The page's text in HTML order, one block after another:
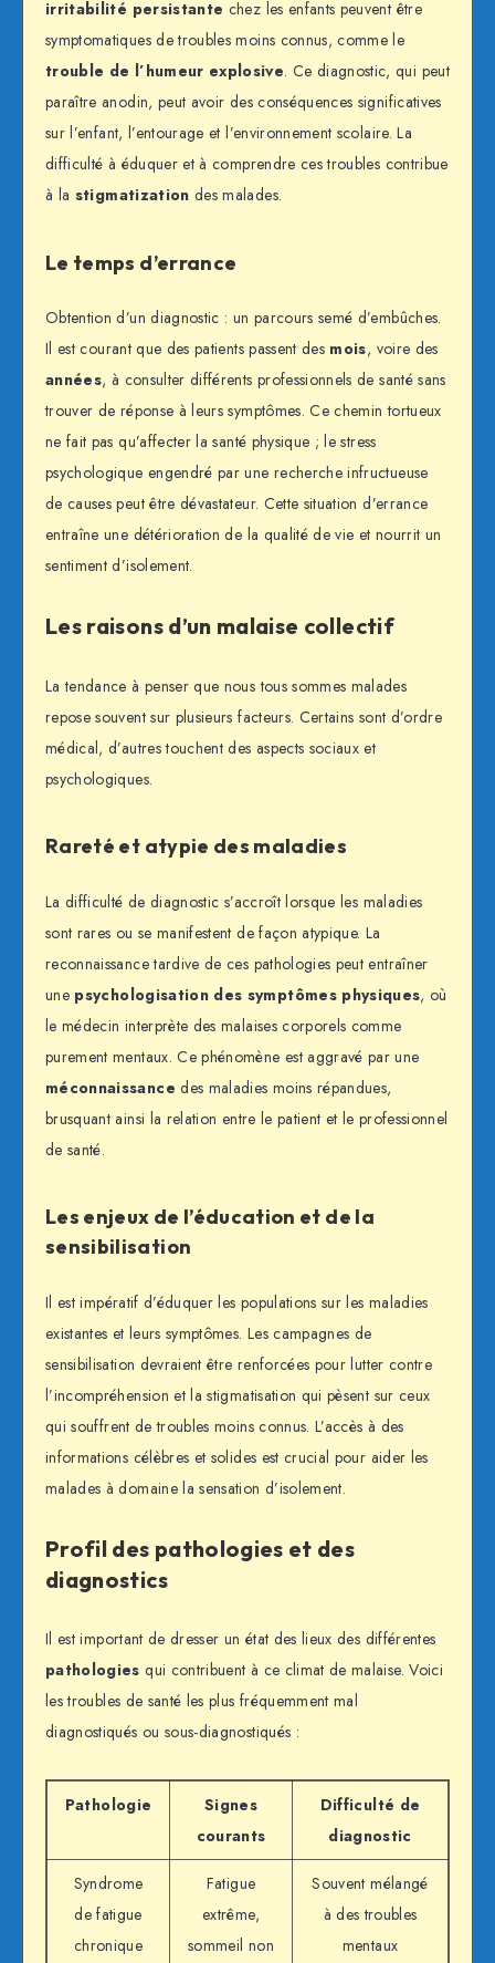
irritabilité persistante chez les enfants peuvent être
symptomatiques de troubles moins connus, comme le
trouble de l’humeur explosive. Ce diagnostic, qui peut
paraître anodin, peut avoir des conséquences significatives
sur l’enfant, l’entourage et l’environnement scolaire. La
difficulté à éduquer et à comprendre ces troubles contribue
à la stigmatization des malades.
Le temps d’errance
Obtention d’un diagnostic : un parcours semé d’embûches.
Il est courant que des patients passent des mois, voire des
années, à consulter différents professionnels de santé sans
trouver de réponse à leurs symptômes. Ce chemin tortueux
ne fait pas qu’affecter la santé physique ; le stress
psychologique engendré par une recherche infructueuse
de causes peut être dévastateur. Cette situation d’errance
entraîne une détérioration de la qualité de vie et nourrit un
sentiment d’isolement.
Les raisons d’un malaise collectif
La tendance à penser que nous tous sommes malades
repose souvent sur plusieurs facteurs. Certains sont d’ordre
médical, d’autres touchent des aspects sociaux et
psychologiques.
Rareté et atypie des maladies
La difficulté de diagnostic s’accroît lorsque les maladies
sont rares ou se manifestent de façon atypique. La
reconnaissance tardive de ces pathologies peut entraîner
une psychologisation des symptômes physiques, où
le médecin interprète des malaises corporels comme
purement mentaux. Ce phénomène est aggravé par une
méconnaissance des maladies moins répandues,
brusquant ainsi la relation entre le patient et le professionnel
de santé.
Les enjeux de l’éducation et de la
sensibilisation
Il est impératif d’éduquer les populations sur les maladies
existantes et leurs symptômes. Les campagnes de
sensibilisation devraient être renforcées pour lutter contre
l’incompréhension et la stigmatisation qui pèsent sur ceux
qui souffrent de troubles moins connus. L’accès à des
informations célèbres et solides est crucial pour aider les
malades à domaine la sensation d’isolement.
Profil des pathologies et des
diagnostics
Il est important de dresser un état des lieux des différentes
pathologies qui contribuent à ce climat de malaise. Voici
les troubles de santé les plus fréquemment mal
diagnostiqués ou sous-diagnostiqués :
Pathologie
Signes
courants
Difficulté de
diagnostic
Syndrome
de fatigue
chronique
Fatigue
extrême,
sommeil non
Souvent mélangé
à des troubles
mentaux